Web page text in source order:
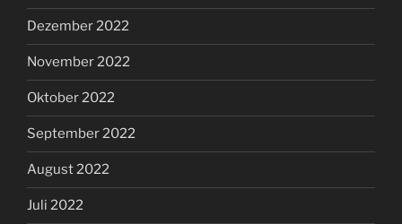
Dezember 2022
November 2022
Oktober 2022
September 2022
August 2022
Juli 2022